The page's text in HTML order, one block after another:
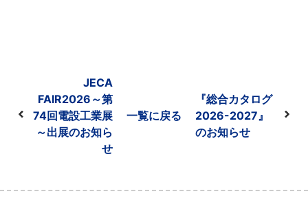
JECA
FAIR2026～第
74回電設工業展
～出展のお知ら
せ
一覧に戻る
『総合カタログ
2026-2027』
のお知らせ